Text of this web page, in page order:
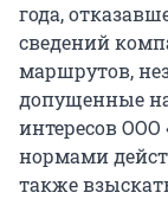
года,
сведений
маршрутов,
допущенные
интересов ООО
нормами
также